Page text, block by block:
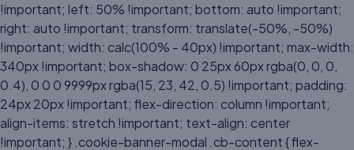
!important; left: 50% !important; bottom: auto !important;
right: auto !important; transform: translate(-50%, -50%)
!important; width: calc(100% - 40px) !important; max-width:
340px !important; box-shadow: 0 25px 60px rgba(0, 0, 0,
0.4), 0 0 0 9999px rgba(15, 23, 42, 0.5) !important; padding:
24px 20px !important; flex-direction: column !important;
align-items: stretch !important; text-align: center
!important; } .cookie-banner-modal .cb-content { flex-